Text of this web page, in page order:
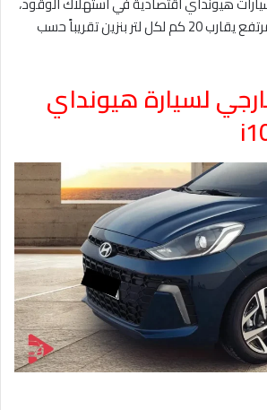
إذ تحقق معدل توفير مرتفع يقارب 20 كم لكل لتر بنزين تقريباً حسب
لسيارة هيونداي